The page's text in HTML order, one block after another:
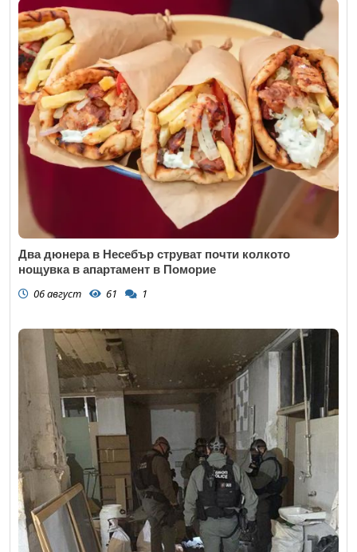
Два дюнера в Несебър струват почти колкото
нощувка в апартамент в Поморие
06 август 61 1